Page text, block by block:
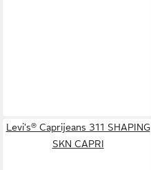
Levi's® Caprijeans 311 SHAPING
SKN CAPRI